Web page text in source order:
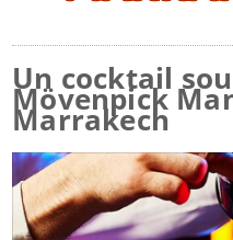
Un cocktail
Mövenpick
Marrakech